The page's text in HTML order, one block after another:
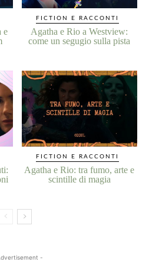
e
FICTION E RACCONTI
Agatha e Rio a Westview:
come un segugio sulla pista
FICTION E RACCONTI
Agatha e Rio: tra fumo, arte e
scintille di magia
-